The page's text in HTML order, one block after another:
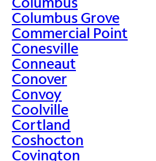
Columbus Grove
Commercial Point
Conesville
Conneaut
Conover
Convoy
Coolville
Cortland
Coshocton
Covington